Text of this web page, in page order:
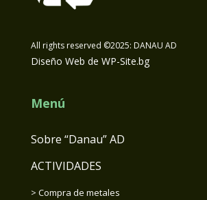
All rights reserved ©2025: DANAU AD
Diseño Web de WP-Site.bg
Мenú
Sobre “Danau” AD
ACTIVIDADES
> Compra de metales